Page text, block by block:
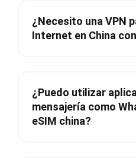
¿Necesito una VPN
Internet en China
¿Puedo utilizar
mensajería como
eSIM china?